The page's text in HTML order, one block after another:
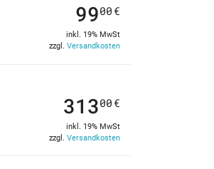
9900 €
inkl. 19% MwSt
zzgl. Versandkosten
31300 €
inkl. 19% MwSt
zzgl. Versandkosten